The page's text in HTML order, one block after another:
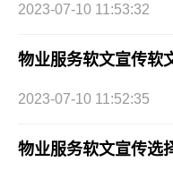
2023-07-10 11:53:32
物业服务软文宣传软
2023-07-10 11:52:35